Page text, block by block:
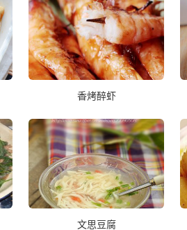
香烤醉虾
文思豆腐